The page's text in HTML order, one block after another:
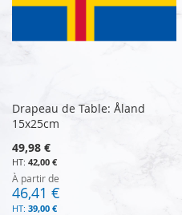
Drapeau de Table: Åland
15x25cm
49,98 €
42,00 €
À partir de
46,41 €
39,00 €